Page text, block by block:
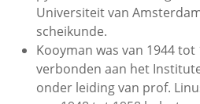
Universiteit van
scheikunde.
Kooyman was van 1944 tot
verbonden aan het
onder leiding van prof.